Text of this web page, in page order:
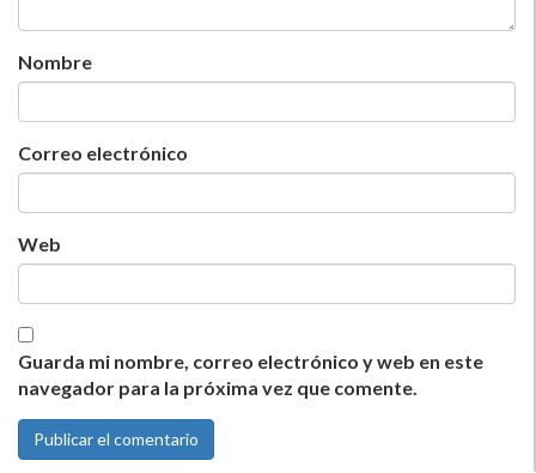
Nombre
Correo electrónico
Web
Guarda mi nombre, correo electrónico y web en este
navegador para la próxima vez que comente.